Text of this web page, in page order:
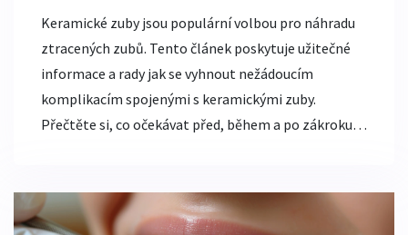
Keramické zuby jsou populární volbou pro náhradu
ztracených zubů. Tento článek poskytuje užitečné
informace a rady jak se vyhnout nežádoucím
komplikacím spojenými s keramickými zuby.
Přečtěte si, co očekávat před, během a po zákroku, a